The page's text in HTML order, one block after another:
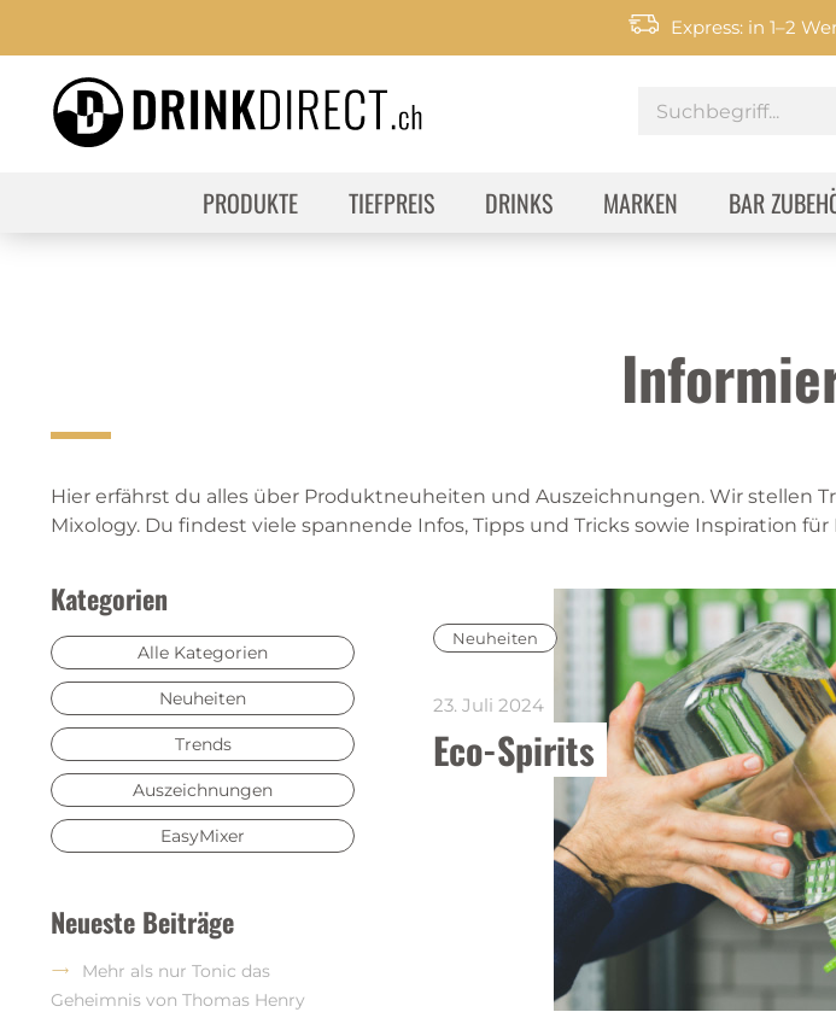
Express: in 1–2
PRODUKTE TIEFPREIS DRINKS MARKEN BAR
Hier erfährst du alles über Produktneuheiten und Auszeichnungen. Wir stellen
Mixology. Du findest viele spannende Infos, Tipps und Tricks sowie Inspiration für
Kategorien
Alle Kategorien
Neuheiten
Trends
Auszeichnungen
EasyMixer
Neueste Beiträge
Mehr als nur Tonic das
Geheimnis von Thomas Henry
Neuheiten
Eco-Spirits
23. Juli 2024